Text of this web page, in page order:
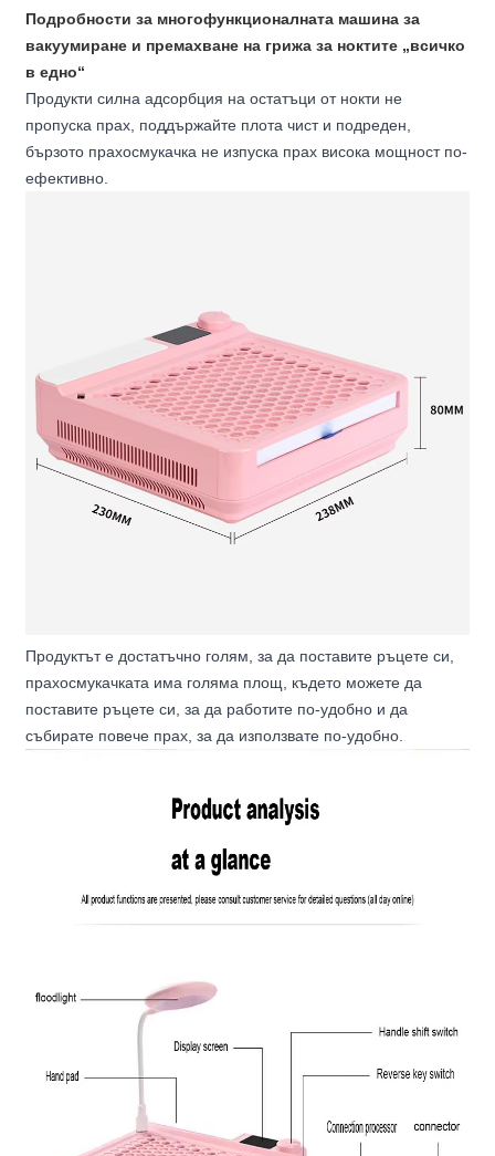
Подробности за многофункционалната машина за
вакуумиране и премахване на грижа за ноктите „всичко
в едно“
Продукти силна адсорбция на остатъци от нокти не
пропуска прах, поддържайте плота чист и подреден,
бързото прахосмукачка не изпуска прах висока мощност по-
ефективно.
Продуктът е достатъчно голям, за да поставите ръцете си,
прахосмукачката има голяма площ, където можете да
поставите ръцете си, за да работите по-удобно и да
събирате повече прах, за да използвате по-удобно.